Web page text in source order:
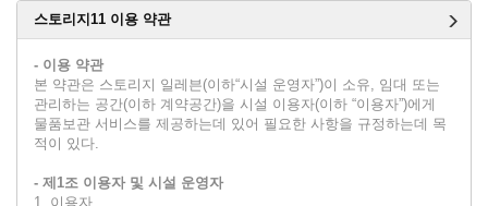
스토리지11 이용 약관
- 이용 약관
본 약관은 스토리지 일레븐(이하“시설 운영자”)이 소유, 임대 또는
관리하는 공간(이하 계약공간)을 시설 이용자(이하 “이용자”)에게
물품보관 서비스를 제공하는데 있어 필요한 사항을 규정하는데 목
적이 있다.
- 제1조 이용자 및 시설 운영자
1. 이용자